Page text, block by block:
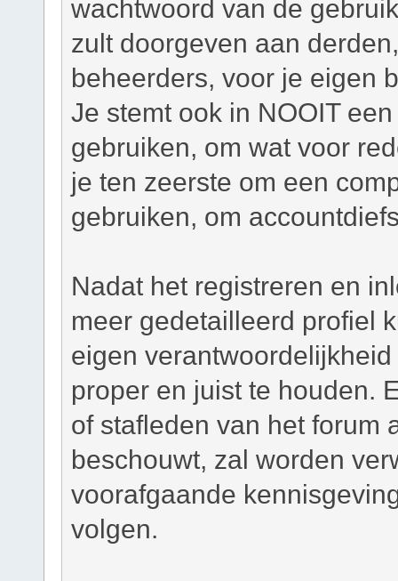
wachtwoord van de
zult doorgeven aan
beheerders, voor je eigen
Je stemt ook in NOOIT
gebruiken, om wat voor
je ten zeerste om een
gebruiken, om
Nadat het registreren en
meer gedetailleerd profiel
eigen
proper en juist te houden.
of stafleden van het forum
beschouwt, zal worden
voorafgaande
volgen.